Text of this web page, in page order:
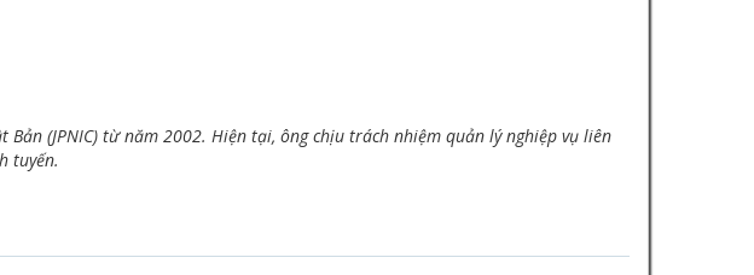
(JPNIC) từ năm 2002. Hiện tại, ông chịu trách nhiệm quản lý nghiệp vụ liên
tuyến.